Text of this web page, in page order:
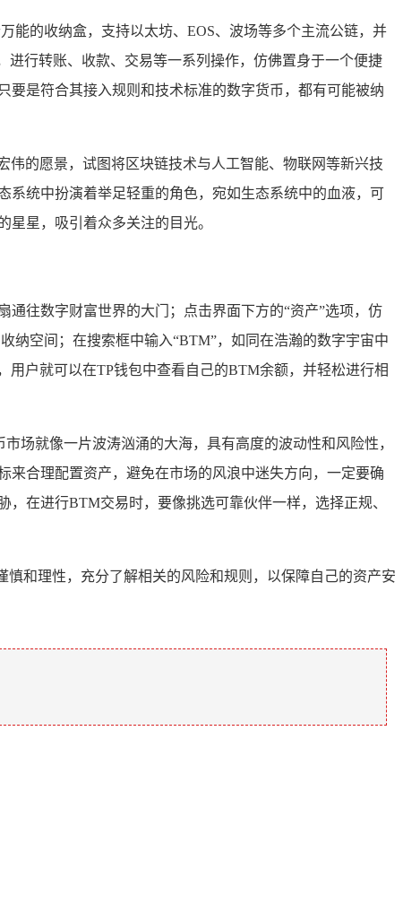
能的收纳盒，支持以太坊、EOS、波场等多个主流公链，并
进行转账、收款、交易等一系列操作，仿佛置身于一个便捷
要是符合其接入规则和技术标准的数字货币，都有可能被纳
的愿景，试图将区块链技术与人工智能、物联网等新兴技
统中扮演着举足轻重的角色，宛如生态系统中的血液，可
星，吸引着众多关注的目光。
往数字财富世界的大门；点击界面下方的“资产”选项，仿
纳空间；在搜索框中输入“BTM”，如同在浩瀚的数字宇宙中
户就可以在TP钱包中查看自己的BTM余额，并轻松进行相
场就像一片波涛汹涌的大海，具有高度的波动性和风险性，
合理配置资产，避免在市场的风浪中迷失方向，一定要确
在进行BTM交易时，要像挑选可靠伙伴一样，选择正规、
和理性，充分了解相关的风险和规则，以保障自己的资产安